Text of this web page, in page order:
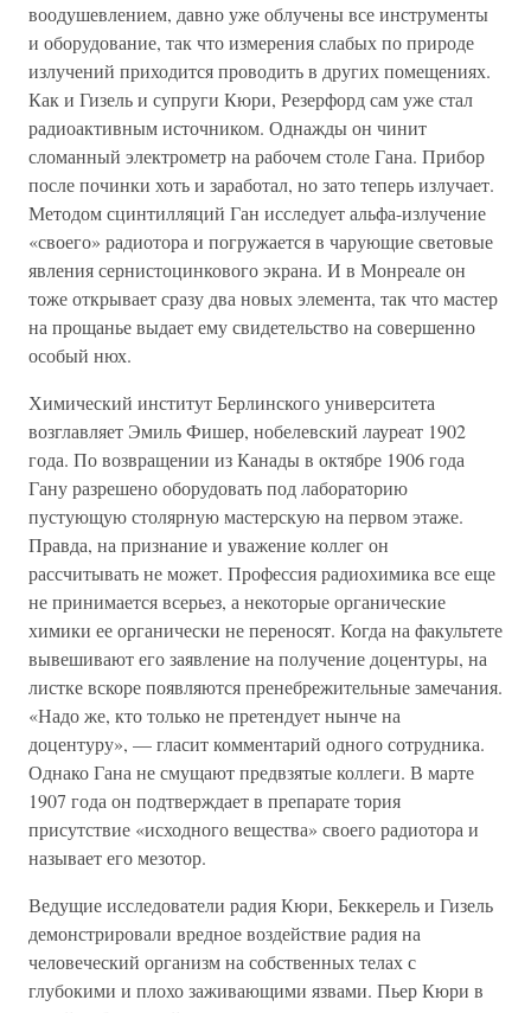
воодушевлением, давно уже облучены все инструменты
и оборудование, так что измерения слабых по природе
излучений приходится проводить в других помещениях.
Как и Гизель и супруги Кюри, Резерфорд сам уже стал
радиоактивным источником. Однажды он чинит
сломанный электрометр на рабочем столе Гана. Прибор
после починки хоть и заработал, но зато теперь излучает.
Методом сцинтилляций Ган исследует альфа-излучение
«своего» радиотора и погружается в чарующие световые
явления сернистоцинкового экрана. И в Монреале он
тоже открывает сразу два новых элемента, так что мастер
на прощанье выдает ему свидетельство на совершенно
особый нюх.
Химический институт Берлинского университета
возглавляет Эмиль Фишер, нобелевский лауреат 1902
года. По возвращении из Канады в октябре 1906 года
Гану разрешено оборудовать под лабораторию
пустующую столярную мастерскую на первом этаже.
Правда, на признание и уважение коллег он
рассчитывать не может. Профессия радиохимика все еще
не принимается всерьез, а некоторые органические
химики ее органически не переносят. Когда на факультете
вывешивают его заявление на получение доцентуры, на
листке вскоре появляются пренебрежительные замечания.
«Надо же, кто только не претендует нынче на
доцентуру», — гласит комментарий одного сотрудника.
Однако Гана не смущают предвзятые коллеги. В марте
1907 года он подтверждает в препарате тория
присутствие «исходного вещества» своего радиотора и
называет его мезотор.
Ведущие исследователи радия Кюри, Беккерель и Гизель
демонстрировали вредное воздействие радия на
человеческий организм на собственных телах с
глубокими и плохо заживающими язвами. Пьер Кюри в